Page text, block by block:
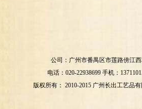
公司：广州市番禺区市莲路傍江
电话：020-22938699 手机：
版权所有： 2010-2015 广州长出工艺品
砖 琉璃摆件 琉璃礼品 东莞琉璃厂 东莞琉璃工厂